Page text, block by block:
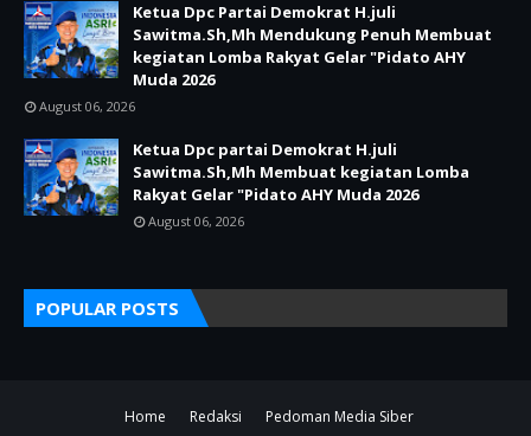
Ketua Dpc Partai Demokrat H.juli
Sawitma.Sh,Mh Mendukung Penuh Membuat
kegiatan Lomba Rakyat Gelar "Pidato AHY
Muda 2026
August 06, 2026
Ketua Dpc partai Demokrat H.juli
Sawitma.Sh,Mh Membuat kegiatan Lomba
Rakyat Gelar "Pidato AHY Muda 2026
August 06, 2026
POPULAR POSTS
Home Redaksi Pedoman Media Siber